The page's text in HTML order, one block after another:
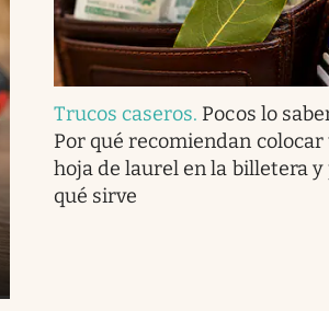
Trucos caseros. Pocos lo
Por qué recomiendan colocar
hoja de laurel en la billetera y
qué sirve